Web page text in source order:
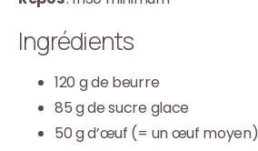
Ingrédients
120 g de beurre
85 g de sucre glace
50 g d’œuf (= un œuf moyen)